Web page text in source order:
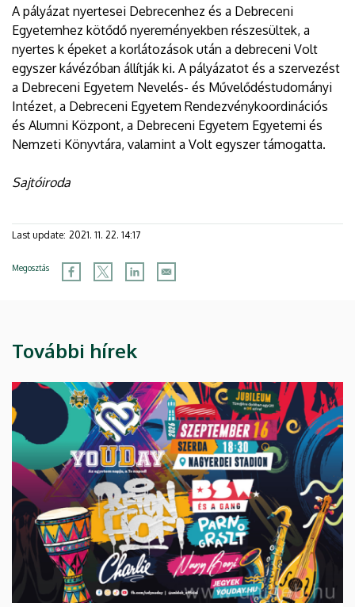
A pályázat nyertesei Debrecenhez és a Debreceni
Egyetemhez kötődő nyereményekben részesültek, a
nyertes k épeket a korlátozások után a debreceni Volt
egyszer kávézóban állítják ki. A pályázatot és a szervezést
a Debreceni Egyetem Nevelés- és Művelődéstudományi
Intézet, a Debreceni Egyetem Rendezvénykoordinációs
és Alumni Központ, a Debreceni Egyetem Egyetemi és
Nemzeti Könyvtára, valamint a Volt egyszer támogatta.
Sajtóiroda
Last update: 2021. 11. 22. 14:17
Megosztás
További hírek